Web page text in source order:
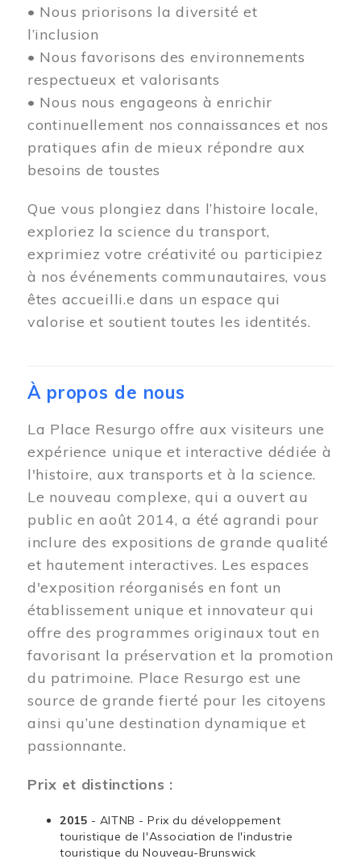
• Nous priorisons la diversité et
l’inclusion
• Nous favorisons des environnements
respectueux et valorisants
• Nous nous engageons à enrichir
continuellement nos connaissances et nos
pratiques afin de mieux répondre aux
besoins de toustes
Que vous plongiez dans l’histoire locale,
exploriez la science du transport,
exprimiez votre créativité ou participiez
à nos événements communautaires, vous
êtes accueilli.e dans un espace qui
valorise et soutient toutes les identités.
À propos de nous
La Place Resurgo offre aux visiteurs une
expérience unique et interactive dédiée à
l'histoire, aux transports et à la science.
Le nouveau complexe, qui a ouvert au
public en août 2014, a été agrandi pour
inclure des expositions de grande qualité
et hautement interactives. Les espaces
d'exposition réorganisés en font un
établissement unique et innovateur qui
offre des programmes originaux tout en
favorisant la préservation et la promotion
du patrimoine. Place Resurgo est une
source de grande fierté pour les citoyens
ainsi qu’une destination dynamique et
passionnante.
Prix et distinctions :
2015 - AITNB - Prix du développement
touristique de l'Association de l'industrie
touristique du Nouveau-Brunswick